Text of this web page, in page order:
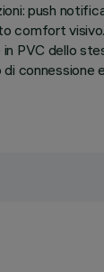
push
PVC dello